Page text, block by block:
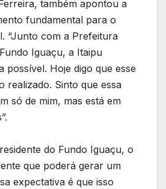
também apontou a
fundamental para o
“Junto com a Prefeitura
Iguaçu, a Itaipu
possível. Hoje digo que esse
realizado. Sinto que essa
só de mim, mas está em
do Fundo Iguaçu, o
que poderá gerar um
expectativa é que isso